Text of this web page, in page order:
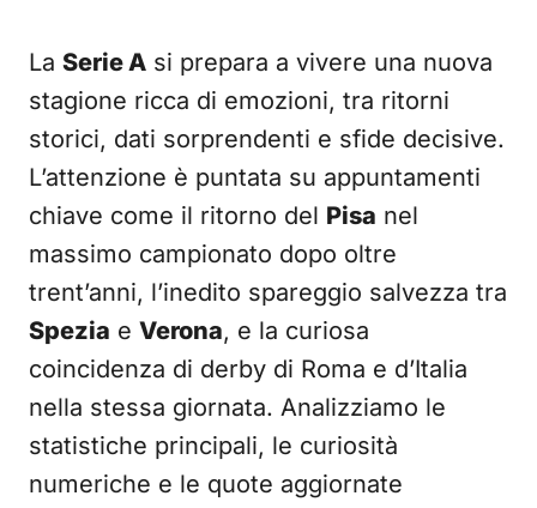
La Serie A si prepara a vivere una nuova
stagione ricca di emozioni, tra ritorni
storici, dati sorprendenti e sfide decisive.
L’attenzione è puntata su appuntamenti
chiave come il ritorno del Pisa nel
massimo campionato dopo oltre
trent’anni, l’inedito spareggio salvezza tra
Spezia e Verona, e la curiosa
coincidenza di derby di Roma e d’Italia
nella stessa giornata. Analizziamo le
statistiche principali, le curiosità
numeriche e le quote aggiornate